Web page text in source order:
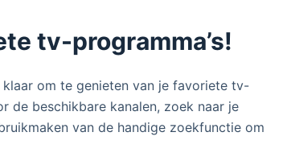
tv-programma’s!
om te genieten van je favoriete tv-
de beschikbare kanalen, zoek naar je
van de handige zoekfunctie om